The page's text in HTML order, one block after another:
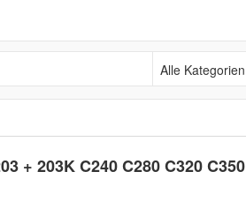
Alle Kategorien
+ 203K C240 C280 C320 C350